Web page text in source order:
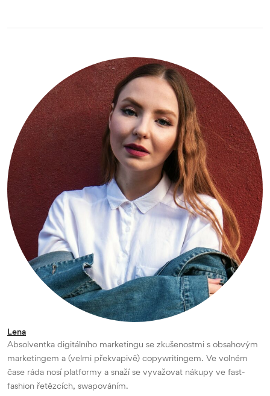
Lena
Absolventka digitálního marketingu se zkušenostmi s obsahovým
marketingem a (velmi překvapivě) copywritingem. Ve volném
čase ráda nosí platformy a snaží se vyvažovat nákupy ve fast-
fashion řetězcích, swapováním.